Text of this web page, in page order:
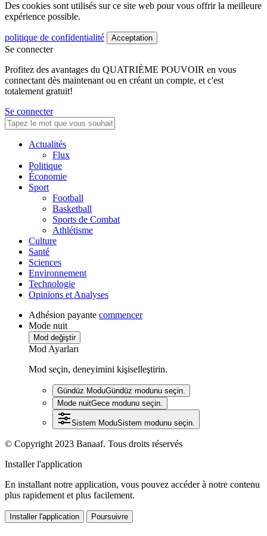
Des cookies sont utilisés sur ce site web pour vous offrir la meilleure
expérience possible.
politique de confidentialité Acceptation
Se connecter
Profitez des avantages du QUATRIÈME POUVOIR en vous
connectant dès maintenant ou en créant un compte, et c'est
totalement gratuit!
Se connecter
Actualités
Flux
Politique
Économie
Sport
Football
Basketball
Sports de Combat
Athlétisme
Culture
Santé
Sciences
Environnement
Technologie
Opinions et Analyses
Adhésion payante commencer
Mode nuit
Mod değiştir
Mod Ayarları
Mod seçin, deneyimini kişiselleştirin.
Gündüz ModuGündüz modunu seçin.
Mode nuitGece modunu seçin.
Sistem ModuSistem modunu seçin.
© Copyright 2023 Banaaf. Tous droits réservés
Installer l'application
En installant notre application, vous pouvez accéder à notre contenu
plus rapidement et plus facilement.
Installer l'application Poursuivre